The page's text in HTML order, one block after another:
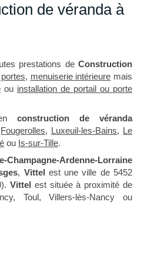
de véranda à
prestations deConstruction
, menuiserie intérieure mais
ou installation de portail ou porte
construction de véranda
Fougerolles, Luxeuil-les-Bains, Le
ou Is-sur-Tille.
Champagne-Ardenne-Lorraine
, Vittel est une ville de 5452
Vittel est située à proximité de
Toul, Villers-lès-Nancy ou